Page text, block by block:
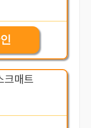
크매트